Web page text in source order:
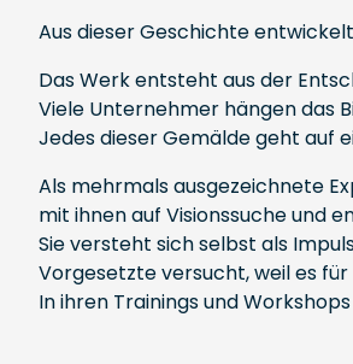
Aus dieser Geschichte
Das Werk entsteht aus der
Viele Unternehmer hängen das
Jedes dieser Gemälde geht auf
Als mehrmals ausgezeichnete
mit ihnen auf Visionssuche und
Sie versteht sich selbst als
Vorgesetzte versucht, weil es
In ihren Trainings und